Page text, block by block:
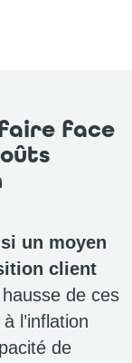
faire face
un moyen
client
de ces
l’inflation
de